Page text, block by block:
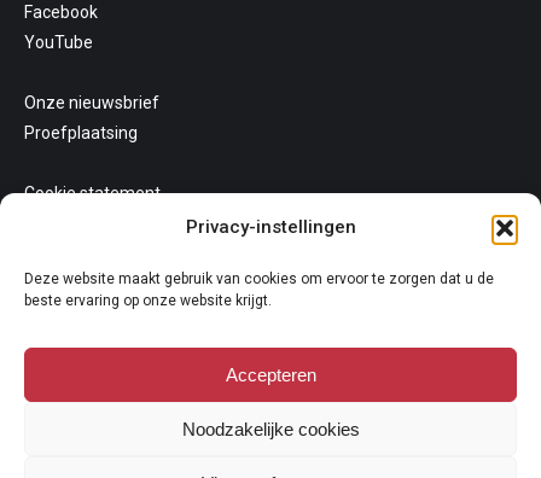
Privacy-instellingen
Deze website maakt gebruik van cookies om ervoor te zorgen dat u de
beste ervaring op onze website krijgt.
Accepteren
Noodzakelijke cookies
Facebook
YouTube
Onze nieuwsbrief
Proefplaatsing
Cookie statement